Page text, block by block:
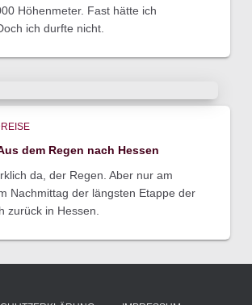
Höhenmeter. Fast hätte ich
ich durfte nicht.
dem Regen nach Hessen
da, der Regen. Aber nur am
Nachmittag der längsten Etappe der
zurück in Hessen.